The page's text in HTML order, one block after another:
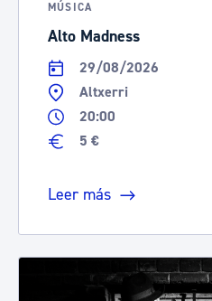
MÚSICA
Alto Madness
29/08/2026
Altxerri
20:00
5 €
Leer más